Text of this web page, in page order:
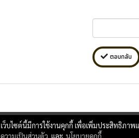
ตอบกลับ
เว็บไซต์นี้มีการใช้งานคุกกี้ เพื่อเพิ่มประสิทธิภา
ความเป็นส่วนตัว และ นโยบายคุกกี้